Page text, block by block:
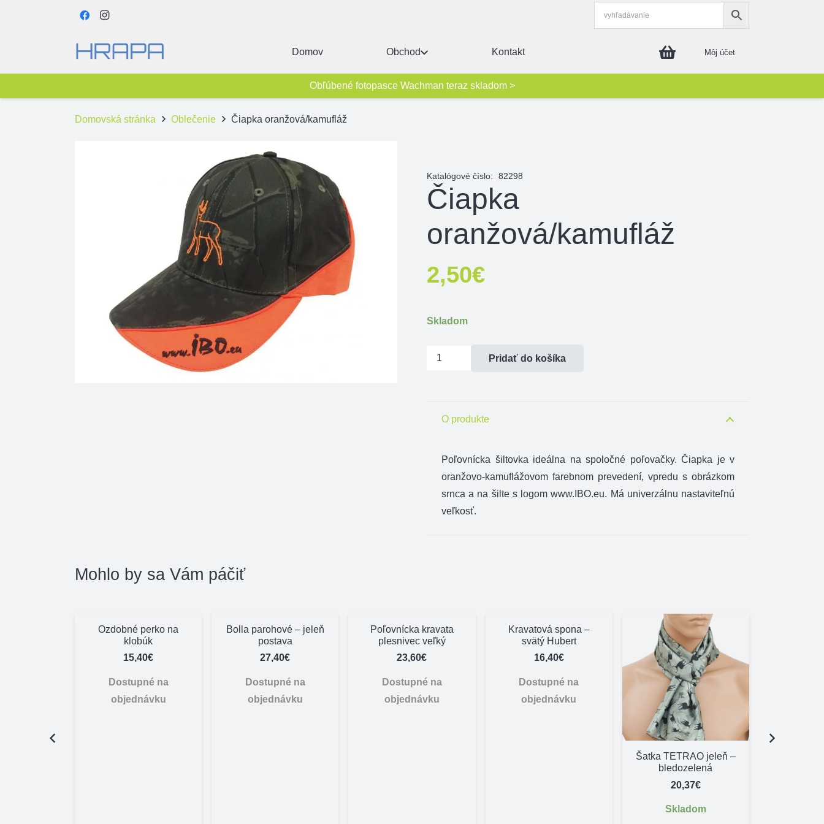
Domov Obchod Kontakt Môj účet
Obľúbené fotopasce Wachman teraz skladom >
Domovská stránka Oblečenie Čiapka oranžová/kamufláž
Katalógové číslo: 82298
Čiapka
oranžová/kamufláž
2,50€
Skladom
množstvo
Pridať do košíka
O produkte
Poľovnícka šiltovka ideálna na spoločné poľovačky. Čiapka je v
oranžovo-kamuflážovom farebnom prevedení, vpredu s obrázkom
srnca a na šilte s logom www.IBO.eu. Má univerzálnu nastaviteľnú
veľkosť.
Mohlo by sa Vám páčiť
Ozdobné perko na
klobúk
15,40€
Dostupné na
objednávku
Bolla parohové – jeleň
postava
27,40€
Dostupné na
objednávku
Poľovnícka kravata
plesnivec veľký
23,60€
Dostupné na
objednávku
Kravatová spona –
svätý Hubert
16,40€
Dostupné na
objednávku
Šatka TETRAO jeleň –
bledozelená
20,37€
Skladom